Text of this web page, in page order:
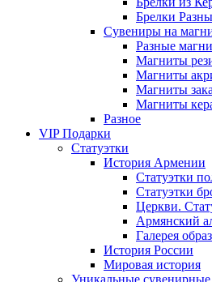
Брелки
Сувениры на
Разные
Магниты
Магниты
Магниты
Магниты
Разное
VIP Подарки
Статуэтки
История Армении
Статуэтки
Статуэтки
Церкви.
Армянский
Галерея
История России
Мировая история
Уникальные сувенирные